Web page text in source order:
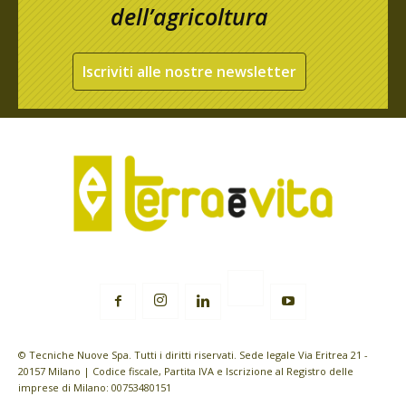
dell’agricoltura
Iscriviti alle nostre newsletter
© Tecniche Nuove Spa. Tutti i diritti riservati. Sede legale Via Eritrea 21 -
20157 Milano | Codice fiscale, Partita IVA e Iscrizione al Registro delle
imprese di Milano: 00753480151